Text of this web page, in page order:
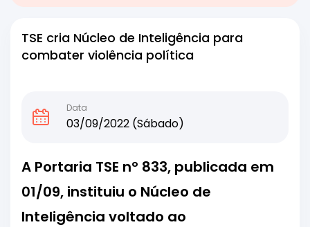
TSE cria Núcleo de Inteligência para
combater violência política
Data
03/09/2022 (Sábado)
A Portaria TSE nº 833, publicada em
01/09, instituiu o Núcleo de
Inteligência voltado ao